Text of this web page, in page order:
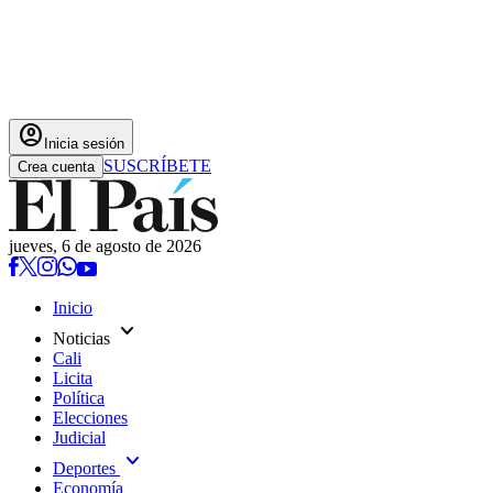
account_circle Inicia sesión
Crea cuenta SUSCRÍBETE
jueves, 6 de agosto de 2026
Inicio
Noticias expand_more
Cali
Licita
Política
Elecciones
Judicial
Deportes expand_more
Economía